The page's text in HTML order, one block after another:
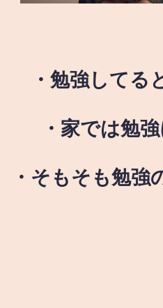
・勉強して
・家では勉
・そもそも勉